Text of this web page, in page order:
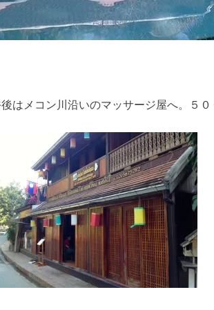
はメコン川沿いのマッサージ屋へ。５０